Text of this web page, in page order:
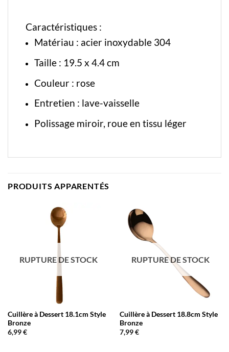
Caractéristiques :
Matériau : acier inoxydable 304
Taille : 19.5 x 4.4 cm
Couleur : rose
Entretien : lave-vaisselle
Polissage miroir, roue en tissu léger
PRODUITS APPARENTÉS
RUPTURE DE STOCK
Cuillère à Dessert 18.1cm Style
Bronze
6,99€
RUPTURE DE STOCK
Cuillère à Dessert 18.8cm Style
Bronze
7,99€